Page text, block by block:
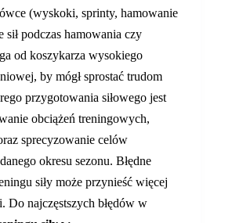
(wyskoki, sprinty, hamowanie
sił podczas hamowania czy
od koszykarza wysokiego
by mógł sprostać trudom
przygotowania siłowego jest
obciążeń treningowych,
sprecyzowanie celów
okresu sezonu. Błędne
siły może przynieść więcej
Do najczęstszych błędów w